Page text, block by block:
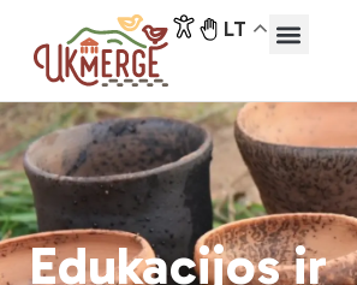
LT
Edukacijos ir